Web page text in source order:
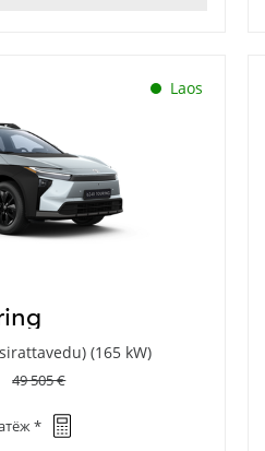
Laos
(165 kW)
49 505 €
*